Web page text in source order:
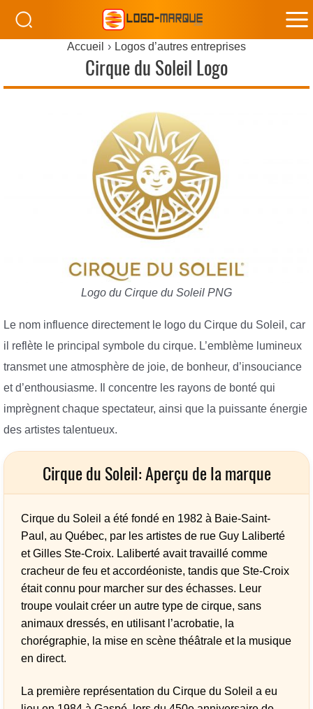
Accueil Logos d’autres entreprises
Cirque du Soleil Logo
Logo du Cirque du Soleil PNG
Le nom influence directement le logo du Cirque du Soleil, car
il reflète le principal symbole du cirque. L’emblème lumineux
transmet une atmosphère de joie, de bonheur, d’insouciance
et d’enthousiasme. Il concentre les rayons de bonté qui
imprègnent chaque spectateur, ainsi que la puissante énergie
des artistes talentueux.
Cirque du Soleil: Aperçu de la marque
Cirque du Soleil a été fondé en 1982 à Baie-Saint-
Paul, au Québec, par les artistes de rue Guy Laliberté
et Gilles Ste-Croix. Laliberté avait travaillé comme
cracheur de feu et accordéoniste, tandis que Ste-Croix
était connu pour marcher sur des échasses. Leur
troupe voulait créer un autre type de cirque, sans
animaux dressés, en utilisant l’acrobatie, la
chorégraphie, la mise en scène théâtrale et la musique
en direct.
La première représentation du Cirque du Soleil a eu